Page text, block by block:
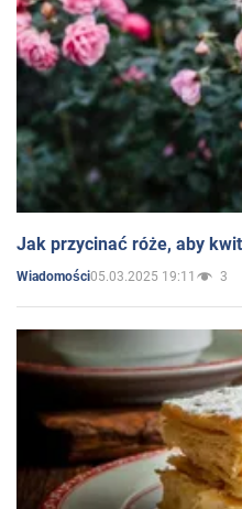
Jak przycinać róże, aby
Wiadomości05.03.2025 19:11 3